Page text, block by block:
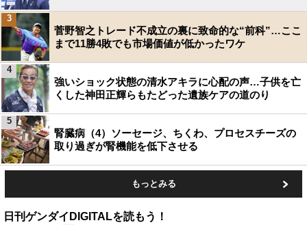
菅野智之トレード不成立の裏に致命的な“前科”…ここ
まで11勝4敗でも市場価値が低かったワケ
3
強いショック状態の清水アキラに心配の声…子供を亡
くした神田正輝らもたどった遺族ケアの道のり
4
腎臓病（4）ソーセージ、ちくわ、プロセスチーズの
取り過ぎが腎機能を低下させる
5
もっとみる
日刊ゲンダイDIGITALを読もう！